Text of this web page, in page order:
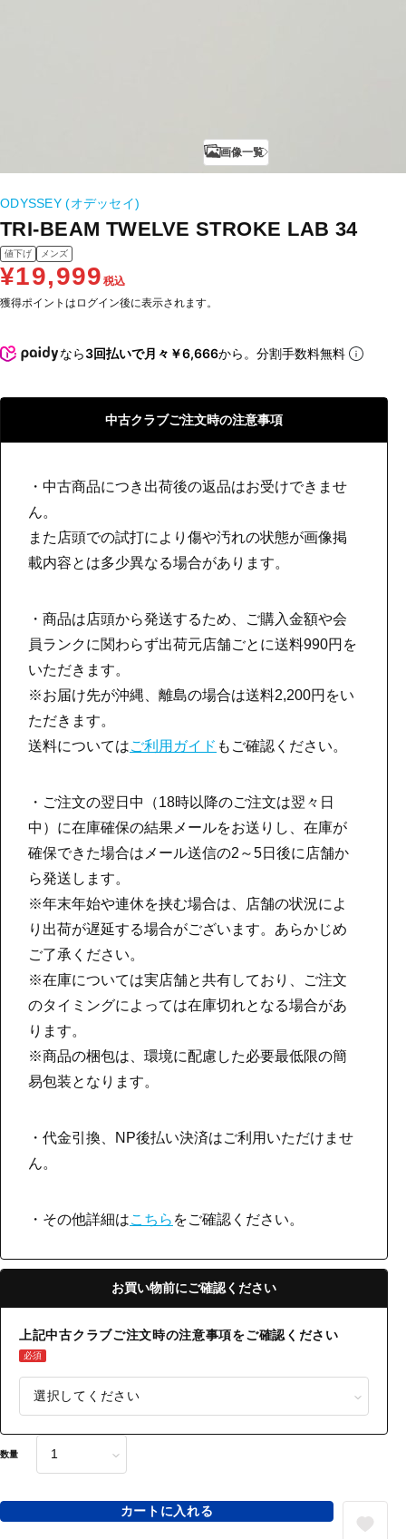
画像一覧
ODYSSEY (オデッセイ)
TRI-BEAM TWELVE STROKE LAB 34
値下げ メンズ
¥19,999 税込
獲得ポイントはログイン後に表示されます。
なら3回払いで月々￥6,666から。分割手数料無料
中古クラブご注文時の注意事項
・中古商品につき出荷後の返品はお受けできませ
ん。
また店頭での試打により傷や汚れの状態が画像掲
載内容とは多少異なる場合があります。
・商品は店頭から発送するため、ご購入金額や会
員ランクに関わらず出荷元店舗ごとに送料990円を
いただきます。
※お届け先が沖縄、離島の場合は送料2,200円をい
ただきます。
送料についてはご利用ガイド もご確認ください。
・ご注文の翌日中（18時以降のご注文は翌々日
中）に在庫確保の結果メールをお送りし、在庫が
確保できた場合はメール送信の2～5日後に店舗か
ら発送します。
※年末年始や連休を挟む場合は、店舗の状況によ
り出荷が遅延する場合がございます。あらかじめ
ご了承ください。
※在庫については実店舗と共有しており、ご注文
のタイミングによっては在庫切れとなる場合があ
ります。
※商品の梱包は、環境に配慮した必要最低限の簡
易包装となります。
・代金引換、NP後払い決済はご利用いただけませ
ん。
・その他詳細はこちら をご確認ください。
お買い物前にご確認ください
上記中古クラブご注文時の注意事項をご確認ください
必須
数量
カートに入れる